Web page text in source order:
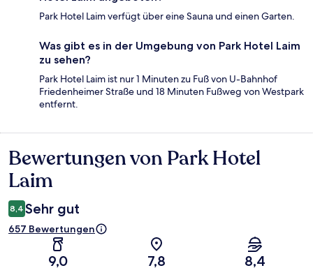
Park Hotel Laim verfügt über eine Sauna und einen Garten.
Was gibt es in der Umgebung von Park Hotel Laim
zu sehen?
Park Hotel Laim ist nur 1 Minuten zu Fuß von U-Bahnhof
Friedenheimer Straße und 18 Minuten Fußweg von Westpark
entfernt.
Bewertungen
Bewertungen von Park Hotel
Laim
8,4 Sehr gut
657 Bewertungen
9,0 7,8 8,4